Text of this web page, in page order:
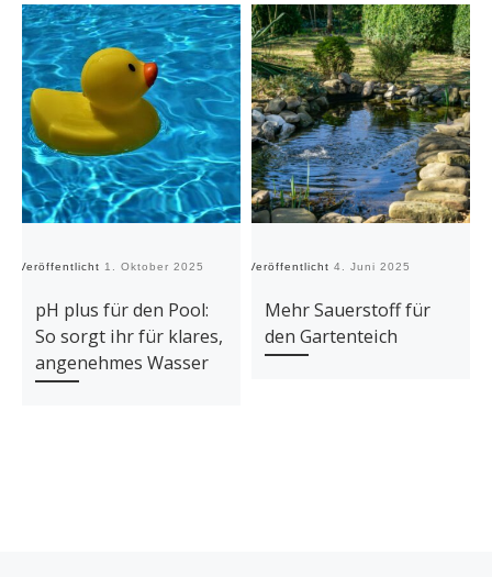
Veröffentlicht 1. Oktober 2025
pH plus für den Pool:
So sorgt ihr für klares,
angenehmes Wasser
Veröffentlicht 4. Juni 2025
Mehr Sauerstoff für
den Gartenteich